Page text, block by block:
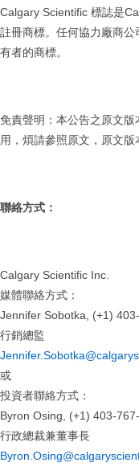
Calgary Scientific 標誌是
註冊商標。任何協力廠商
有者的商標。
免責聲明：本公告之原文
用，煩請參照原文，原文版
聯絡方式：
Calgary Scientific Inc.
媒體聯絡方式：
Jennifer Sobotka, (+1)
行銷總監
或
投資者聯絡方式：
Byron Osing, (+1) 403-
行政總裁兼董事長